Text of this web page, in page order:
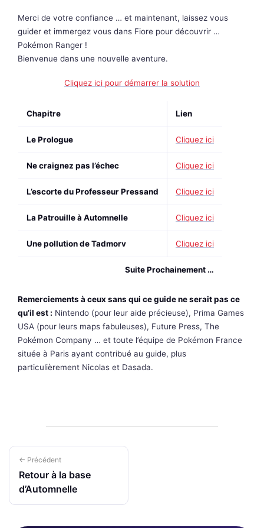
Merci de votre confiance … et maintenant, laissez vous
guider et immergez vous dans Fiore pour découvrir …
Pokémon Ranger !
Bienvenue dans une nouvelle aventure.
Cliquez ici pour démarrer la solution
Chapitre Lien
Le Prologue Cliquez ici
Ne craignez pas l’échec Cliquez ici
L’escorte du Professeur Pressand Cliquez ici
La Patrouille à Automnelle Cliquez ici
Une pollution de Tadmorv Cliquez ici
Suite Prochainement …
Remerciements à ceux sans qui ce guide ne serait pas ce
qu’il est : Nintendo (pour leur aide précieuse), Prima Games
USA (pour leurs maps fabuleuses), Future Press, The
Pokémon Company … et toute l’équipe de Pokémon France
située à Paris ayant contribué au guide, plus
particulièrement Nicolas et Dasada.
← Précédent
Retour à la base
d’Automnelle